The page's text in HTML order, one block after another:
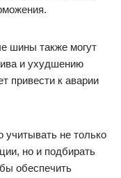
шины также могут
и ухудшению
привести к аварии
не только
но и подбирать
обеспечить